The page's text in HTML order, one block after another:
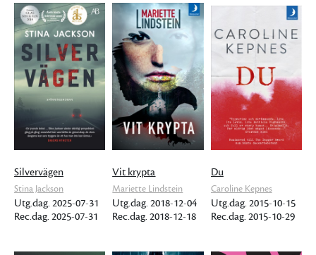
Silvervägen
Stina Jackson
Utg.dag. 2025-07-31
Rec.dag. 2025-07-31
Vit krypta
Mariette Lindstein
Utg.dag. 2018-12-04
Rec.dag. 2018-12-18
Du
Caroline Kepnes
Utg.dag. 2015-10-15
Rec.dag. 2015-10-29